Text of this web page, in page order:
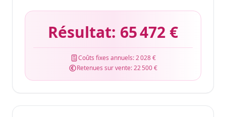
Résultat: 65 472 €
Coûts fixes annuels:2 028 €
Retenues sur vente:22 500 €